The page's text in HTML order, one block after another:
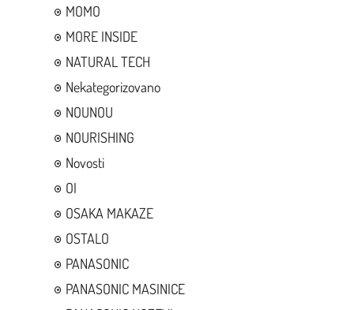
MOMO
MORE INSIDE
NATURAL TECH
Nekategorizovano
NOUNOU
NOURISHING
Novosti
OI
OSAKA MAKAZE
OSTALO
PANASONIC
PANASONIC MASINICE